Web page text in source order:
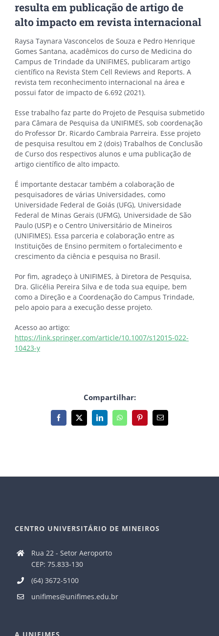
resulta em publicação de artigo de
alto impacto em revista internacional
Raysa Taynara Vasconcelos de Souza e Pedro Henrique
Gomes Santana, acadêmicos do curso de Medicina do
Campus de Trindade da UNIFIMES, publicaram artigo
científico na Revista Stem Cell Reviews and Reports. A
revista tem reconhecimento internacional na área e
possui fator de impacto de 6.692 (2021).
Esse trabalho faz parte do Projeto de Pesquisa submetido
para Câmara de Pesquisa da UNIFIMES, sob coordenação
do Professor Dr. Ricardo Cambraia Parreira. Esse projeto
de pesquisa resultou em 2 (dois) Trabalhos de Conclusão
de Curso dos respectivos alunos e uma publicação de
artigo científico de alto impacto.
É importante destacar também a colaboração de
pesquisadores de várias Universidades, como
Universidade Federal de Goiás (UFG), Universidade
Federal de Minas Gerais (UFMG), Universidade de São
Paulo (USP) e o Centro Universitário de Mineiros
(UNIFIMES). Essa parceria e colaboração entre as
Instituições de Ensino permitem o fortalecimento e
crescimento da ciência e pesquisa no Brasil.
Por fim, agradeço à UNIFIMES, à Diretora de Pesquisa,
Dra. Glicélia Pereira Silva e de toda sua equipe, bem
como a Direção e a Coordenação do Campus Trindade,
pelo apoio para a execução desse projeto.
Acesso ao artigo:
https://link.springer.com/article/10.1007/s12015-022-
10423-y
Compartilhar:
Facebook
X LinkedInWhatsAppPinterest
E-
mail
CENTRO UNIVERSITÁRIO DE MINEIROS
Rua 22 - Setor Aeroporto
CEP: 75.833-130
(64) 3672-5100
unifimes@unifimes.edu.br